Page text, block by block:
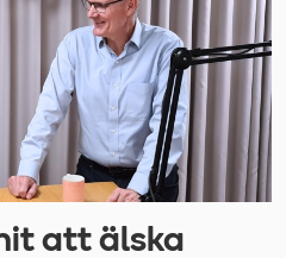
att älska